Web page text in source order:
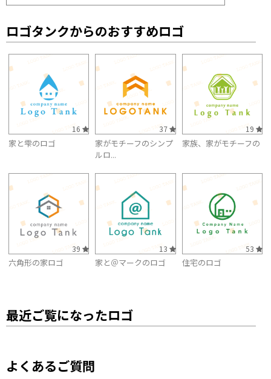
ロゴタンクからのおすすめロゴ
16
家と雫のロゴ
37
家がモチーフのシンプ
ルロ...
19
家族、家がモチーフの
39
六角形の家ロゴ
13
家と＠マークのロゴ
53
住宅のロゴ
最近ご覧になったロゴ
よくあるご質問